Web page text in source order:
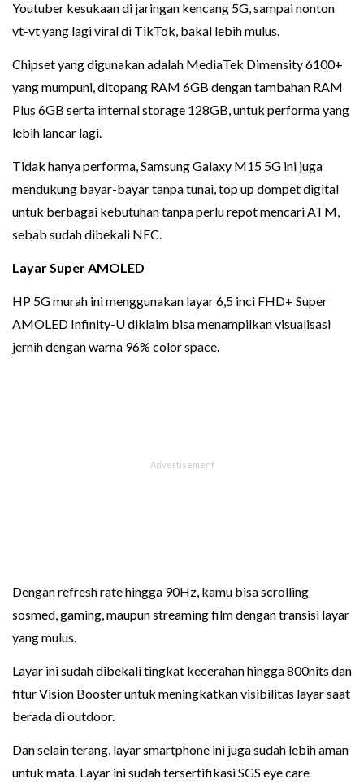
Youtuber kesukaan di jaringan kencang 5G, sampai nonton
vt-vt yang lagi viral di TikTok, bakal lebih mulus.
Chipset yang digunakan adalah MediaTek Dimensity 6100+
yang mumpuni, ditopang RAM 6GB dengan tambahan RAM
Plus 6GB serta internal storage 128GB, untuk performa yang
lebih lancar lagi.
Tidak hanya performa, Samsung Galaxy M15 5G ini juga
mendukung bayar-bayar tanpa tunai, top up dompet digital
untuk berbagai kebutuhan tanpa perlu repot mencari ATM,
sebab sudah dibekali NFC.
Layar Super AMOLED
HP 5G murah ini menggunakan layar 6,5 inci FHD+ Super
AMOLED Infinity-U diklaim bisa menampilkan visualisasi
jernih dengan warna 96% color space.
Dengan refresh rate hingga 90Hz, kamu bisa scrolling
sosmed, gaming, maupun streaming film dengan transisi layar
yang mulus.
Layar ini sudah dibekali tingkat kecerahan hingga 800nits dan
fitur Vision Booster untuk meningkatkan visibilitas layar saat
berada di outdoor.
Dan selain terang, layar smartphone ini juga sudah lebih aman
untuk mata. Layar ini sudah tersertifikasi SGS eye care